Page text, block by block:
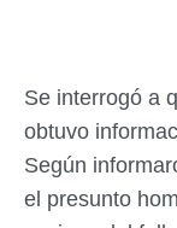
Se interrogó a
obtuvo
Según
el presunto